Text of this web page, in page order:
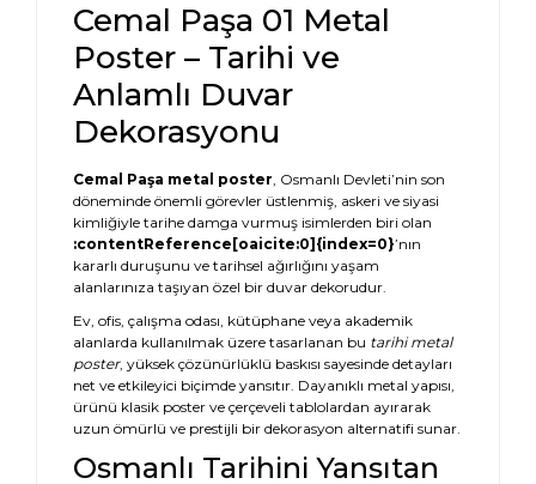
Cemal Paşa 01 Metal
Poster – Tarihi ve
Anlamlı Duvar
Dekorasyonu
Cemal Paşa metal poster, Osmanlı Devleti’nin son
döneminde önemli görevler üstlenmiş, askeri ve siyasi
kimliğiyle tarihe damga vurmuş isimlerden biri olan
:contentReference[oaicite:0]{index=0}’nın
kararlı duruşunu ve tarihsel ağırlığını yaşam
alanlarınıza taşıyan özel bir duvar dekorudur.
Ev, ofis, çalışma odası, kütüphane veya akademik
alanlarda kullanılmak üzere tasarlanan bu tarihi metal
poster, yüksek çözünürlüklü baskısı sayesinde detayları
net ve etkileyici biçimde yansıtır. Dayanıklı metal yapısı,
ürünü klasik poster ve çerçeveli tablolardan ayırarak
uzun ömürlü ve prestijli bir dekorasyon alternatifi sunar.
Osmanlı Tarihini Yansıtan